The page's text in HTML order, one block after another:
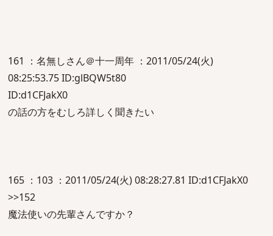
161 ：名無しさん＠十一周年 ：2011/05/24(火)
08:25:53.75 ID:glBQW5t80
ID:d1CFJakX0
の話の方をむしろ詳しく聞きたい
165 ：103 ：2011/05/24(火) 08:28:27.81 ID:d1CFJakX0
>>152
魔法使いの先輩さんですか？